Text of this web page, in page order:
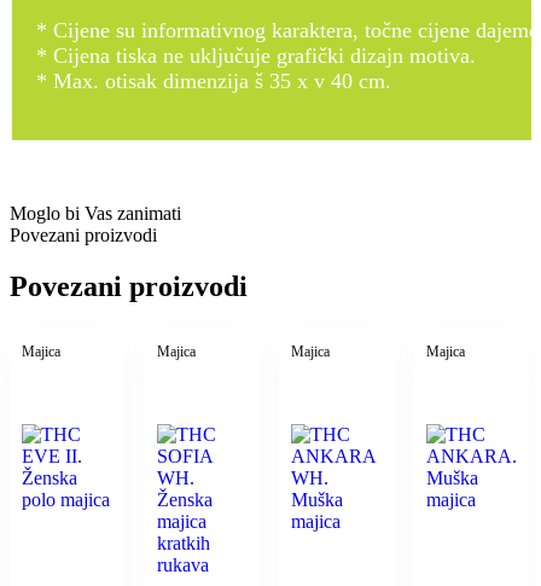
* Cijene su informativnog karaktera, točne cijene
* Cijena tiska ne uključuje grafički dizajn motiva.
* Max. otisak dimenzija š 35 x v 40 cm.
Moglo bi Vas zanimati
Povezani proizvodi
Povezani proizvodi
Majica Majica Majica Majica